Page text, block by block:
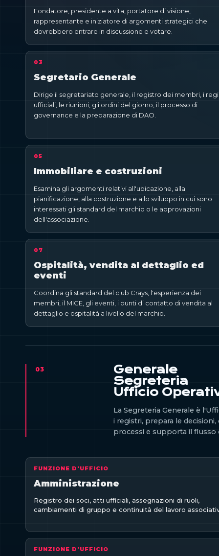
Fondatore, presidente a vita, portatore di visione,
rappresentante e iniziatore di argomenti strategici che
dovrebbero entrare in discussione e votare.
03
Segretario Generale
Dirige il segretariato generale, il registro dei membri, i
ufficiali, le riunioni, gli ordini del giorno, il processo di
governance e la preparazione di DAO.
05
Immobiliare e costruzioni
Esamina gli argomenti relativi all'ubicazione, alla
pianificazione, alla costruzione e allo sviluppo in cui sono
interessati gli standard del marchio o le approvazioni
dell'associazione.
07
Ospitalità, vendita al dettaglio ed
eventi
Coordina gli standard del club Crays, l'esperienza dei
membri, il MICE, gli eventi, i punti di contatto di vendita al
dettaglio e ospitalità a livello del marchio.
03
Generale
Segreteria
Ufficio
La Segreteria Generale è
i registri, prepara le
processi e supporta il flusso
FUNZIONE D'UFFICIO
Amministrazione
Registro dei soci, atti ufficiali, assegnazioni di ruoli,
cambiamenti di gruppo e continuità del lavoro
FUNZIONE D'UFFICIO